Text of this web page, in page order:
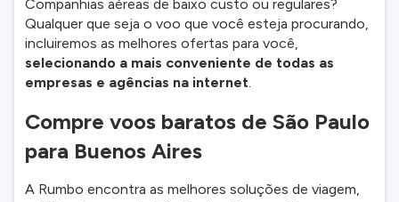
Companhias aéreas de baixo custo ou regulares?
Qualquer que seja o voo que você esteja procurando,
incluiremos as melhores ofertas para você,
selecionando a mais conveniente de todas as
empresas e agências na internet.
Compre voos baratos de São Paulo
para Buenos Aires
A Rumbo encontra as melhores soluções de viagem,